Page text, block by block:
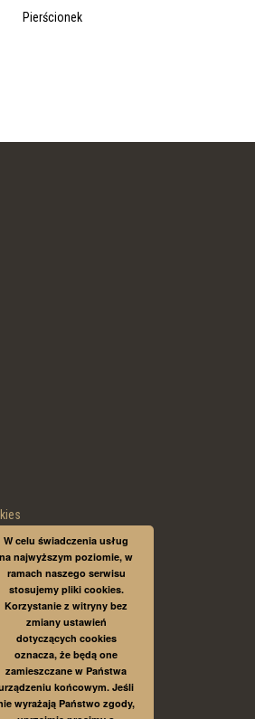
Pierścionek
W celu świadczenia usług
na najwyższym poziomie, w
ramach naszego serwisu
stosujemy pliki cookies.
Korzystanie z witryny bez
zmiany ustawień
dotyczących cookies
oznacza, że będą one
zamieszczane w Państwa
końcowym. Jeśli
wyrażają Państwo zgody,